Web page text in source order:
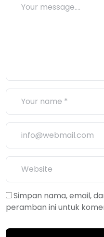
Simpan nama, email,
peramban ini untuk